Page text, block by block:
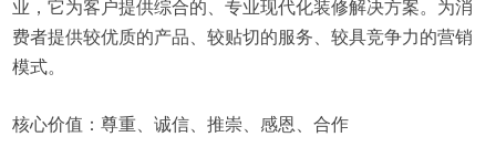
业，它为客户提供综合的、专业现代化装修解决方案。为消
费者提供较优质的产品、较贴切的服务、较具竞争力的营销
模式。
核心价值：尊重、诚信、推崇、感恩、合作